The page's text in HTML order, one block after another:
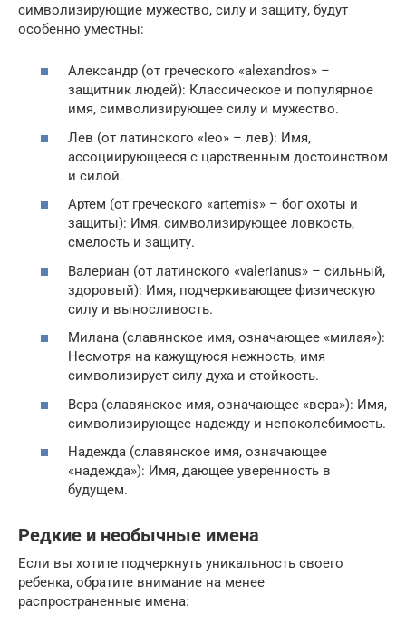
символизирующие мужество, силу и защиту, будут
особенно уместны:
Александр (от греческого «alexandros» –
защитник людей): Классическое и популярное
имя, символизирующее силу и мужество.
Лев (от латинского «leo» – лев): Имя,
ассоциирующееся с царственным достоинством
и силой.
Артем (от греческого «artemis» – бог охоты и
защиты): Имя, символизирующее ловкость,
смелость и защиту.
Валериан (от латинского «valerianus» – сильный,
здоровый): Имя, подчеркивающее физическую
силу и выносливость.
Милана (славянское имя, означающее «милая»):
Несмотря на кажущуюся нежность, имя
символизирует силу духа и стойкость.
Вера (славянское имя, означающее «вера»): Имя,
символизирующее надежду и непоколебимость.
Надежда (славянское имя, означающее
«надежда»): Имя, дающее уверенность в
будущем.
Редкие и необычные имена
Если вы хотите подчеркнуть уникальность своего
ребенка, обратите внимание на менее
распространенные имена: